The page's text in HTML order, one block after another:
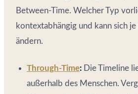
Between-Time. Welcher Typ
kontextabhängig und kann sich
ändern.
Through-Time: Die Timeline
außerhalb des Menschen.